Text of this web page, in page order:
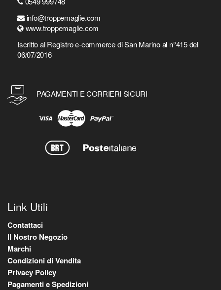
info@troppemaglie.com
www.troppemaglie.com
Iscritto al Registro e-commerce di San Marino al n°415 del
06/07/2016
PAGAMENTI E CORRIERI SICURI
Link Utili
Contattaci
Il Nostro Negozio
Marchi
Condizioni di Vendita
Privacy Policy
Pagamenti e Spedizioni